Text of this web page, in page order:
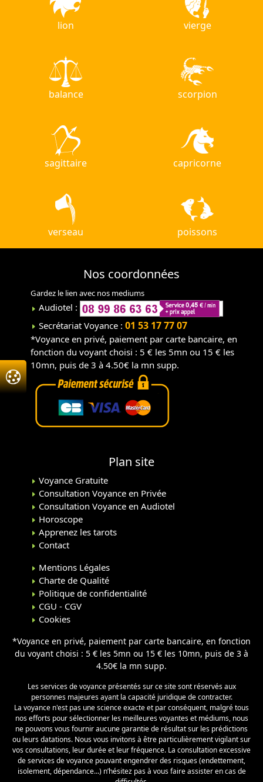
lion vierge
balance scorpion
sagittaire capricorne
verseau poissons
Nos coordonnées
Gardez le lien avec nos mediums
Audiotel :
Secrétariat Voyance : 01 53 17 77 07
*Voyance en privé, paiement par carte bancaire, en
fonction du voyant choisi : 5 € les 5mn ou 15 € les
10mn, puis de 3 à 4.50€ la mn supp.
Plan site
Voyance Gratuite
Consultation Voyance en Privée
Consultation Voyance en Audiotel
Horoscope
Apprenez les tarots
Contact
Mentions Légales
Charte de Qualité
Politique de confidentialité
CGU - CGV
Cookies
*Voyance en privé, paiement par carte bancaire, en fonction
du voyant choisi : 5 € les 5mn ou 15 € les 10mn, puis de 3 à
4.50€ la mn supp.
Les services de voyance présentés sur ce site sont réservés aux
personnes majeures ayant la capacité juridique de contracter.
La voyance n'est pas une science exacte et par conséquent, malgré tous
nos efforts pour sélectionner les meilleures voyantes et médiums, nous
ne pouvons vous fournir aucune garantie de résultat sur les prédictions
ou leurs datations. Nous vous invitons à être particulièrement vigilant sur
vos consultations, leur durée et leur fréquence. La consultation excessive
de services de voyance pouvant engendrer des risques (endettement,
isolement, dépendance...) n’hésitez pas à vous faire assister en cas de